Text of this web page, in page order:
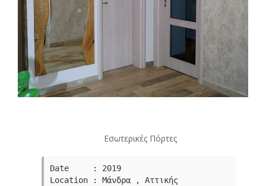
Εσωτερικές Πόρτες
Date     : 2019